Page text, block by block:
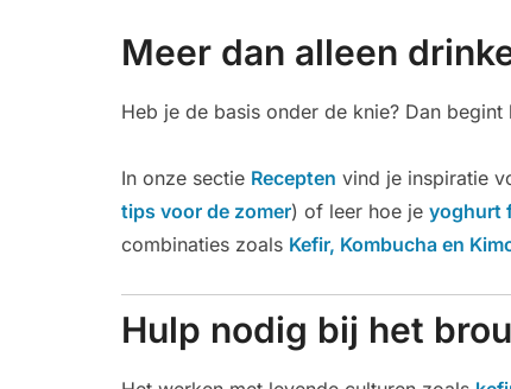
Meer dan alleen
Heb je de basis onder de knie? Dan
In onze sectie Recepten vind je inspiratie
tips voor de zomer) of leer hoe je yoghurt
combinaties zoals Kefir, Kombucha en
Hulp nodig bij het